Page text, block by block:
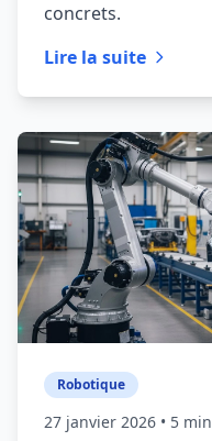
concrets.
Lire la suite
Robotique
27 janvier 2026 • 5 min